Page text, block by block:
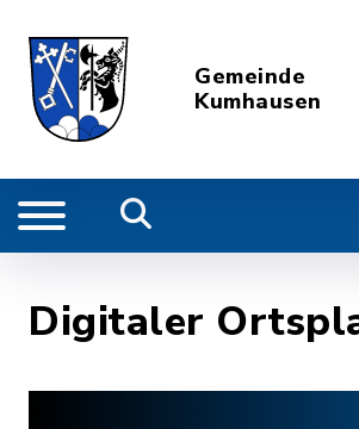
Gemeinde
Kumhausen
Digitaler